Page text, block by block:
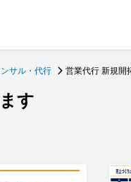
サル・代行 営業代行 新規開
す